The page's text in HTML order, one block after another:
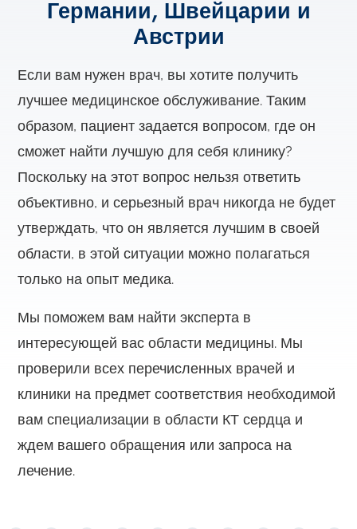
Германии, Швейцарии и
Австрии
Если вам нужен врач, вы хотите получить
лучшее медицинское обслуживание. Таким
образом, пациент задается вопросом, где он
сможет найти лучшую для себя клинику?
Поскольку на этот вопрос нельзя ответить
объективно, и серьезный врач никогда не будет
утверждать, что он является лучшим в своей
области, в этой ситуации можно полагаться
только на опыт медика.
Мы поможем вам найти эксперта в
интересующей вас области медицины. Мы
проверили всех перечисленных врачей и
клиники на предмет соответствия необходимой
вам специализации в области КТ сердца и
ждем вашего обращения или запроса на
лечение.